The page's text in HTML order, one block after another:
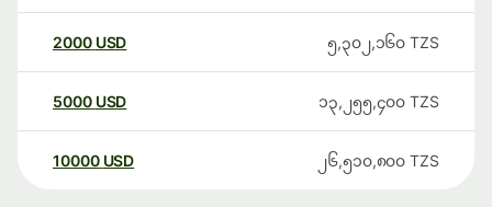
2000 USD ၅,၃၀၂,၁၆၀ TZS
5000 USD ၁၃,၂၅၅,၄၀၀ TZS
10000 USD ၂၆,၅၁၀,၈၀၀ TZS